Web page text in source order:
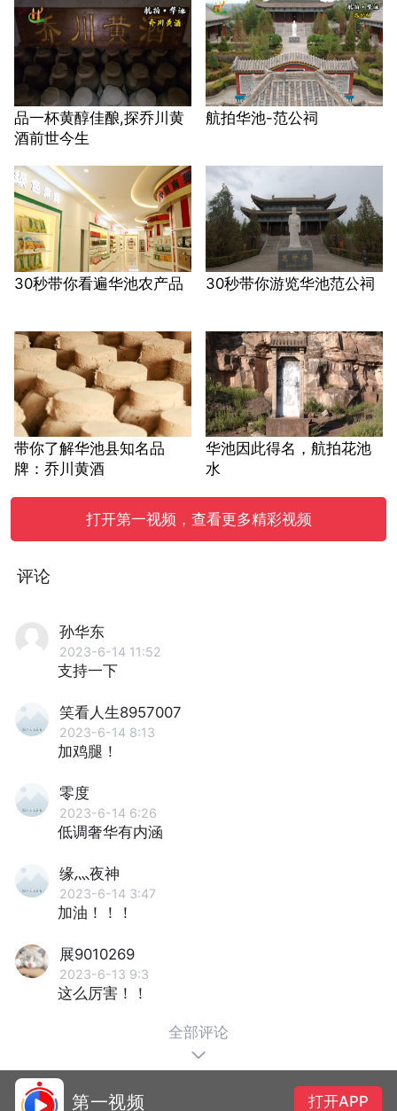
品一杯黄醇佳酿,探乔川黄
酒前世今生
航拍华池-范公祠
30秒带你看遍华池农产品 30秒带你游览华池范公祠
带你了解华池县知名品
牌：乔川黄酒
华池因此得名，航拍花池
水
打开第一视频，查看更多精彩视频
评论
孙华东
2023-6-14 11:52
支持一下
笑看人生8957007
2023-6-14 8:13
加鸡腿！
零度
2023-6-14 6:26
低调奢华有内涵
缘灬夜神
2023-6-14 3:47
加油！！！
展9010269
2023-6-13 9:3
这么厉害！！
全部评论
第一视频 打开APP